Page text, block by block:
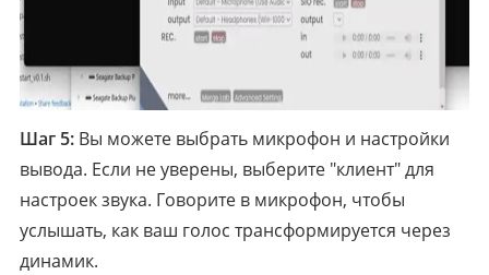
Шаг 5: Вы можете выбрать микрофон и настройки
вывода. Если не уверены, выберите "клиент" для
настроек звука. Говорите в микрофон, чтобы
услышать, как ваш голос трансформируется через
динамик.